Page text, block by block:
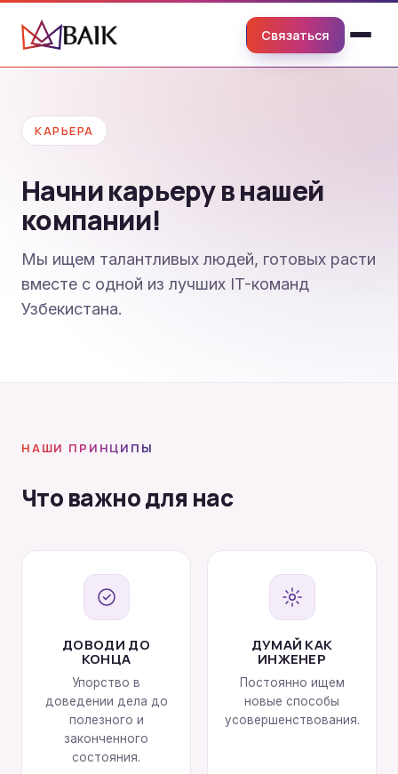
Связаться
КАРЬЕРА
Начни карьеру в нашей
компании!
Мы ищем талантливых людей, готовых расти
вместе с одной из лучших IT-команд
Узбекистана.
НАШИ ПРИНЦИПЫ
Что важно для нас
ДОВОДИ ДО
КОНЦА
Упорство в
доведении дела до
полезного и
законченного
состояния.
ДУМАЙ КАК
ИНЖЕНЕР
Постоянно ищем
новые способы
усовершенствования.